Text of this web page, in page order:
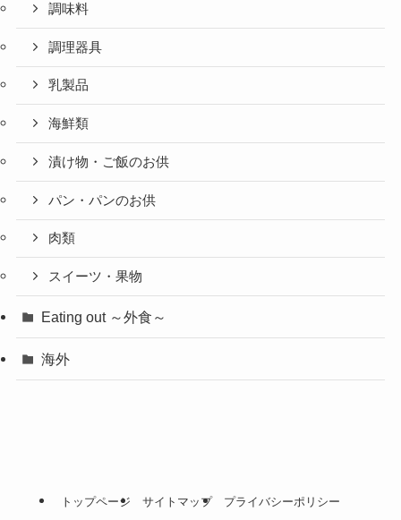
調味料
調理器具
乳製品
海鮮類
漬け物・ご飯のお供
パン・パンのお供
肉類
スイーツ・果物
Eating out ～外食～
海外
トップページ サイトマップ
プライバシーポリシー